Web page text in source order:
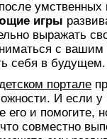
игры
выражать
с
себя в будущем.
портале
И если
его и помогите,
совместно